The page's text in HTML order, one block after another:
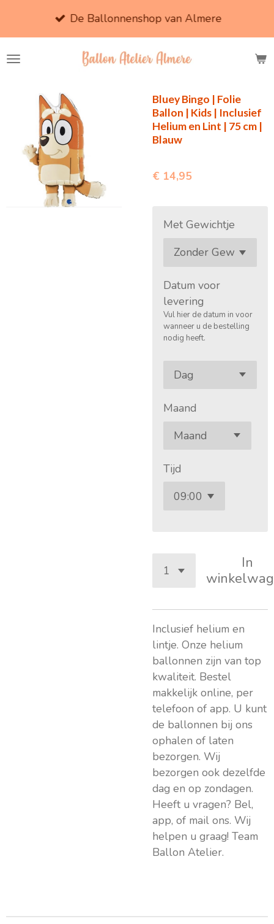
de
De Ballonnenshop van Almere
Bluey Bingo | Folie
Ballon | Kids | Inclusief
Helium en Lint | 75 cm |
Blauw
€ 14,95
Met Gewichtje
Datum voor
levering
Vul hier de datum in voor
wanneer u de bestelling
nodig heeft.
Maand
Tijd
In
Inclusief helium en
lintje. Onze helium
ballonnen zijn van top
kwaliteit. Bestel
makkelijk online, per
telefoon of app. U kunt
de ballonnen bij ons
ophalen of laten
bezorgen. Wij
bezorgen ook dezelfde
dag en op zondagen.
Heeft u vragen? Bel,
app, of mail ons. Wij
helpen u graag! Team
Ballon Atelier.